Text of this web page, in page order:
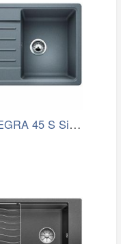
Blanco LEGRA 45 S Silgranit aluminium…